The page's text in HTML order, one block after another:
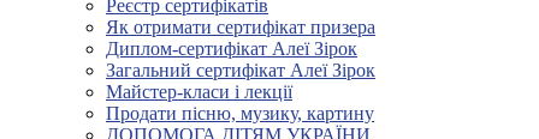
Реєстр сертифікатів
Як отримати сертифікат призера
Диплом-сертифікат Алеї Зірок
Загальний сертифікат Алеї Зірок
Майстер-класи і лекції
Продати пісню, музику, картину
ДОПОМОГА ДІТЯМ УКРАЇНИ